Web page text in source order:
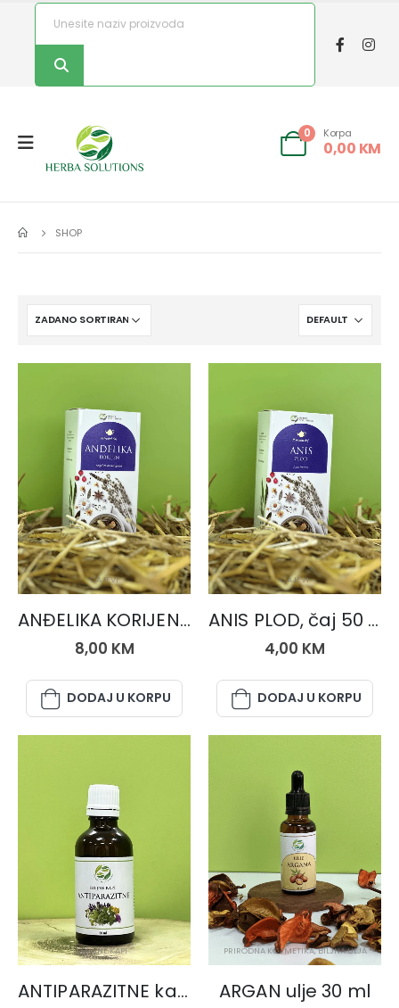
0 Korpa
0,00 KM
SHOP
ČAJEVI
ANĐELIKA KORIJEN, čaj 50 gr.
8,00 KM
DODAJ U KORPU
ČAJEVI
ANIS PLOD, čaj 50 gr.
4,00 KM
DODAJ U KORPU
BILJNE KAPI
ANTIPARAZITNE kapi
PRIRODNA KOZMETIKA,BILJNA ULJA
ARGAN ulje 30 ml